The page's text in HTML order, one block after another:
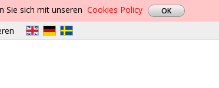
Sie sich mit unseren Cookies Policy